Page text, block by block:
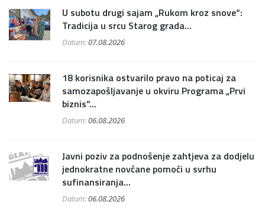
U subotu drugi sajam „Rukom kroz snove“:
Tradicija u srcu Starog grada...
Datum:07.08.2026
18 korisnika ostvarilo pravo na poticaj za
samozapošljavanje u okviru Programa „Prvi
biznis“...
Datum:06.08.2026
Javni poziv za podnošenje zahtjeva za dodjelu
jednokratne novčane pomoći u svrhu
sufinansiranja...
Datum:06.08.2026